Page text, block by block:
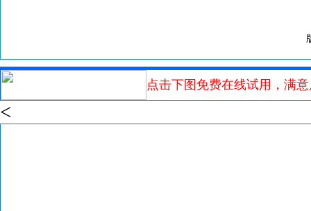
点击下图免费在线试用，满
<